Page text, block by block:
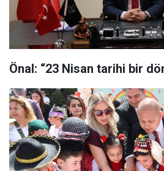
Önal: “23 Nisan tarihi bir